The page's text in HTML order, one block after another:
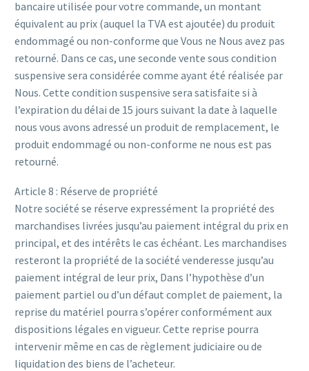
bancaire utilisée pour votre commande, un montant
équivalent au prix (auquel la TVA est ajoutée) du produit
endommagé ou non-conforme que Vous ne Nous avez pas
retourné. Dans ce cas, une seconde vente sous condition
suspensive sera considérée comme ayant été réalisée par
Nous. Cette condition suspensive sera satisfaite si à
l’expiration du délai de 15 jours suivant la date à laquelle
nous vous avons adressé un produit de remplacement, le
produit endommagé ou non-conforme ne nous est pas
retourné.
Article 8 : Réserve de propriété
Notre société se réserve expressément la propriété des
marchandises livrées jusqu’au paiement intégral du prix en
principal, et des intérêts le cas échéant. Les marchandises
resteront la propriété de la société venderesse jusqu’au
paiement intégral de leur prix, Dans l’hypothèse d’un
paiement partiel ou d’un défaut complet de paiement, la
reprise du matériel pourra s’opérer conformément aux
dispositions légales en vigueur. Cette reprise pourra
intervenir même en cas de règlement judiciaire ou de
liquidation des biens de l’acheteur.